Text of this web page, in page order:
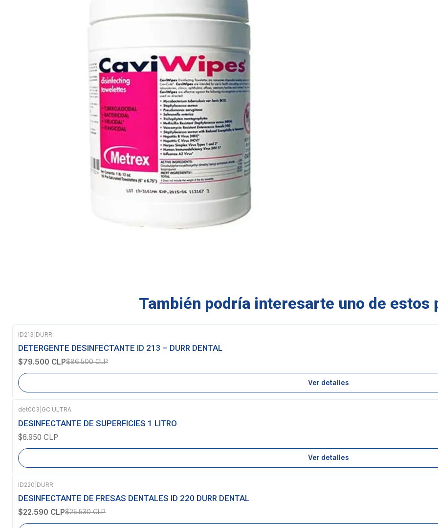
También podría interesarte uno de estos
-8%OFF
Agotado
ID213 DURR
DETERGENTE DESINFECTANTE ID 213 – DURR DENTAL
$79.500 CLP$86.500 CLP
Ver detalles
Agotado
det003 GC ULTRA
DESINFECTANTE DE SUPERFICIES 1 LITRO
$6.950 CLP
Ver detalles
-12%OFF
Agotado
ID220 DURR
DESINFECTANTE DE FRESAS DENTALES ID 220 DURR DENTAL
$22.590 CLP$25.530 CLP